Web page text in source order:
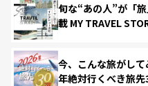
旬な“あの人”が「
載 MY TRAVEL
今、こんな旅がし
年絶対行くべき旅先